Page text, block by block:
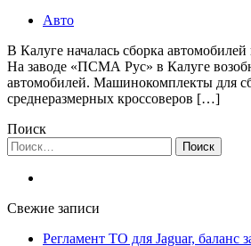
Авто
В Калуге началась сборка
На заводе «ПСМА Рус» в Калуге
автомобилей. Машинокомплекты для
среднеразмерных кроссоверов […]
Поиск
Найти:
Свежие записи
Регламент ТО для Jaguar, баланс